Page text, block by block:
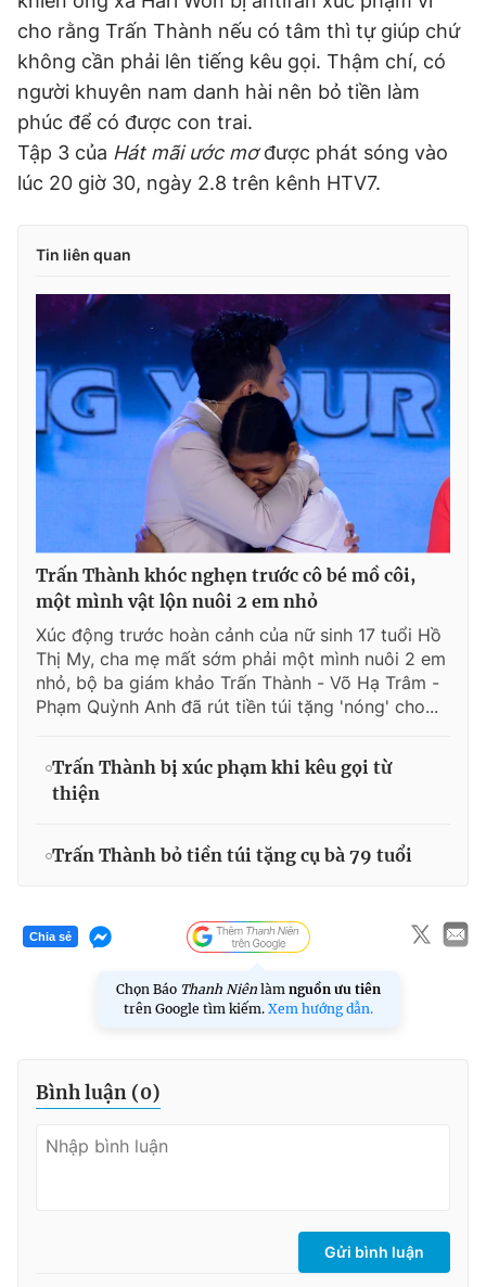
cho rằng Trấn Thành nếu có tâm thì tự giúp chứ
không cần phải lên tiếng kêu gọi. Thậm chí, có
người khuyên nam danh hài nên bỏ tiền làm
phúc để có được con trai.
Tập 3 của Hát mãi ước mơđược phát sóng vào
lúc 20 giờ 30, ngày 2.8 trên kênh HTV7.
Tin liên quan
Trấn Thành khóc nghẹn trước cô bé mồ côi,
một mình vật lộn nuôi 2 em nhỏ
Xúc động trước hoàn cảnh của nữ sinh 17 tuổi Hồ
Thị My, cha mẹ mất sớm phải một mình nuôi 2 em
nhỏ, bộ ba giám khảo Trấn Thành - Võ Hạ Trâm -
Phạm Quỳnh Anh đã rút tiền túi tặng 'nóng' cho...
Trấn Thành bị xúc phạm khi kêu gọi từ
thiện
Trấn Thành bỏ tiền túi tặng cụ bà 79 tuổi
Chia sẻ
Chọn Báo Thanh Niên làm nguồn ưu tiên
trên Google tìm kiếm. Xem hướng dẫn.
Bình luận (0)
Gửi bình luận